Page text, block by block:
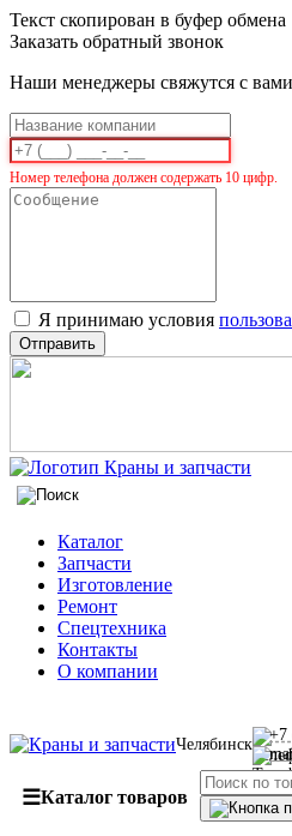
Текст скопирован в буфер обмена
Заказать обратный звонок
Наши менеджеры свяжутся с
Номер телефона должен содержать 10 цифр.
Я принимаю условия
Отправить
Каталог
Запчасти
Изготовление
Ремонт
Спецтехника
Контакты
О компании
Челябинск
+7
☰Каталог товаров